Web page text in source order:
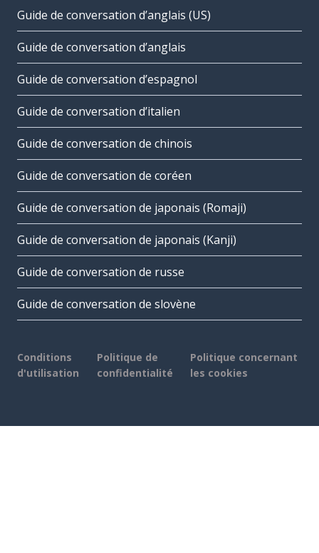
Guide de conversation d’anglais (US)
Guide de conversation d’anglais
Guide de conversation d’espagnol
Guide de conversation d’italien
Guide de conversation de chinois
Guide de conversation de coréen
Guide de conversation de japonais (Romaji)
Guide de conversation de japonais (Kanji)
Guide de conversation de russe
Guide de conversation de slovène
Conditions
d'utilisation
Politique de
confidentialité
Politique concernant
les cookies